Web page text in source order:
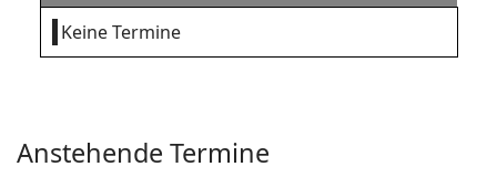
Keine Termine
Anstehende Termine